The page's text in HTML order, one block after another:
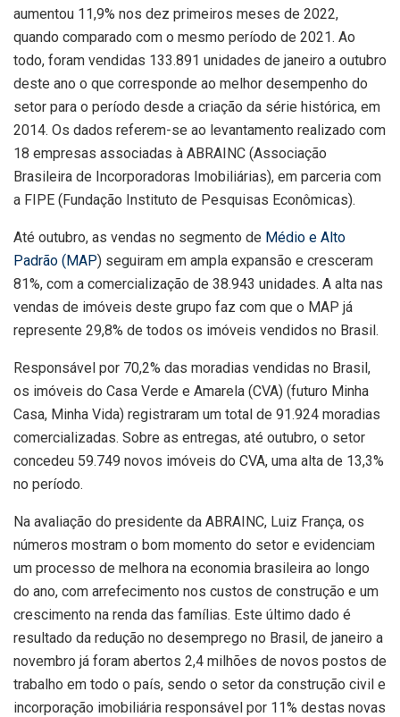
aumentou 11,9% nos dez primeiros meses de 2022,
quando comparado com o mesmo período de 2021. Ao
todo, foram vendidas 133.891 unidades de janeiro a outubro
deste ano o que corresponde ao melhor desempenho do
setor para o período desde a criação da série histórica, em
2014. Os dados referem-se ao levantamento realizado com
18 empresas associadas à ABRAINC (Associação
Brasileira de Incorporadoras Imobiliárias), em parceria com
a FIPE (Fundação Instituto de Pesquisas Econômicas).
Até outubro, as vendas no segmento de Médio e Alto
Padrão (MAP) seguiram em ampla expansão e cresceram
81%, com a comercialização de 38.943 unidades. A alta nas
vendas de imóveis deste grupo faz com que o MAP já
represente 29,8% de todos os imóveis vendidos no Brasil.
Responsável por 70,2% das moradias vendidas no Brasil,
os imóveis do Casa Verde e Amarela (CVA) (futuro Minha
Casa, Minha Vida) registraram um total de 91.924 moradias
comercializadas. Sobre as entregas, até outubro, o setor
concedeu 59.749 novos imóveis do CVA, uma alta de 13,3%
no período.
Na avaliação do presidente da ABRAINC, Luiz França, os
números mostram o bom momento do setor e evidenciam
um processo de melhora na economia brasileira ao longo
do ano, com arrefecimento nos custos de construção e um
crescimento na renda das famílias. Este último dado é
resultado da redução no desemprego no Brasil, de janeiro a
novembro já foram abertos 2,4 milhões de novos postos de
trabalho em todo o país, sendo o setor da construção civil e
incorporação imobiliária responsável por 11% destas novas